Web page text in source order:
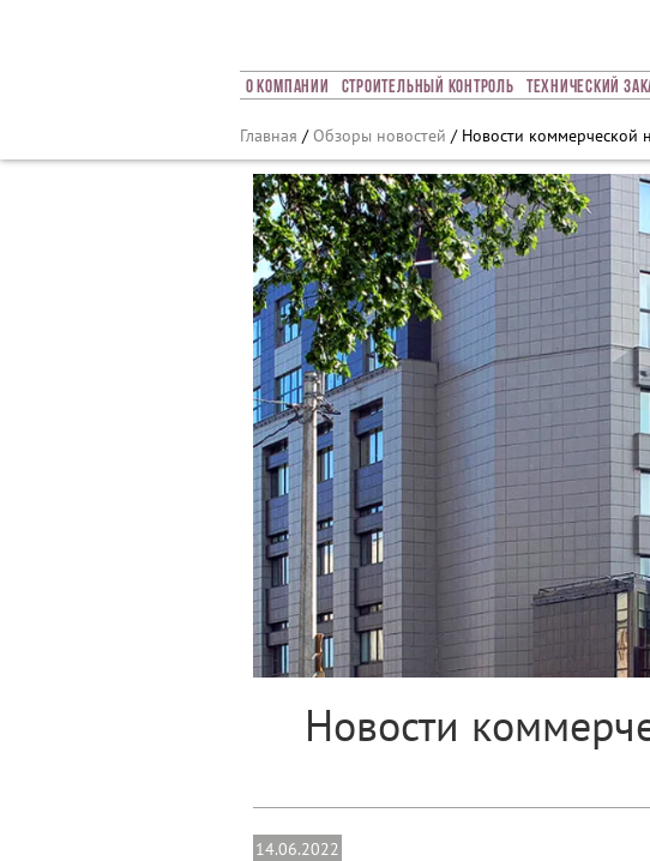
О Компании Строительный Контроль Технический
Главная /Обзоры новостей / Новости коммерческой
Новости
14.06.2022